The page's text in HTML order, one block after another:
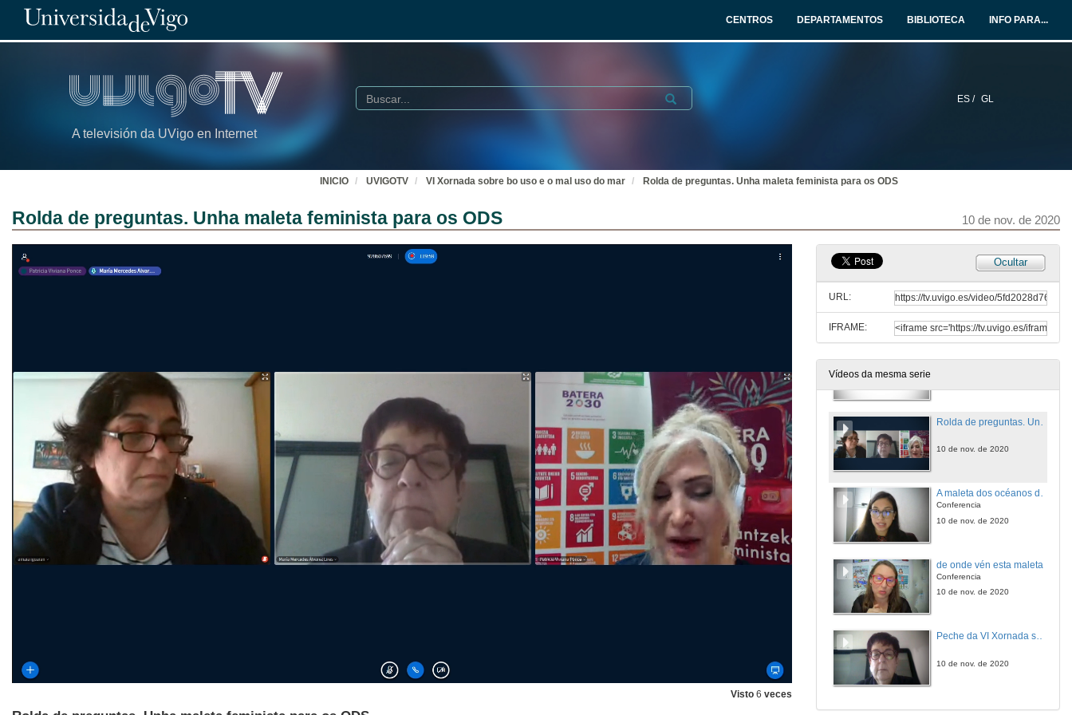
CENTROS DEPARTAMENTOS BIBLIOTECA INFO PARA...
A televisión da UVigo en Internet
ES / GL
Buscar Submit
INICIO UVIGOTV VI Xornada sobre bo uso e o mal uso do mar Rolda de preguntas. Unha maleta feminista para os ODS
Rolda de preguntas. Unha maleta feminista para os ODS 10 de nov. de 2020
Visto 6 veces
Ocultar
URL:
IFRAME:
Vídeos da mesma serie
Conference
10 de nov. de 2020
10 de nov. de 2020
A maleta dos océanos da axenda 2030
Conferencia
10 de nov. de 2020
de onde vén esta maleta?
Conferencia
10 de nov. de 2020
Peche da VI Xornada sobre o bo uso e o mal uso do mar
10 de nov. de 2020